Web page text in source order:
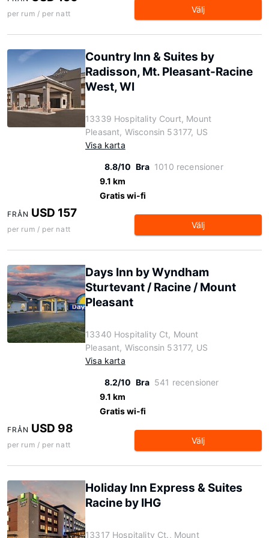
per rum / per natt Välj
Country Inn & Suites by
Radisson, Mt. Pleasant-Racine
West, WI
13339 Hospitality Court, Mount
Pleasant, Wisconsin 53177, US
Visa karta
8.8/10 Bra 1010 recensioner
9.1 km
Gratis wi-fi
FRÅN USD 157
per rum / per natt Välj
Days Inn by Wyndham
Sturtevant / Racine / Mount
Pleasant
13340 Hospitality Ct, Mount
Pleasant, Wisconsin 53177, US
Visa karta
8.2/10 Bra 541 recensioner
9.1 km
Gratis wi-fi
FRÅN USD 98
per rum / per natt Välj
Holiday Inn Express & Suites
Racine by IHG
13317 Hospitality Ct., Mount